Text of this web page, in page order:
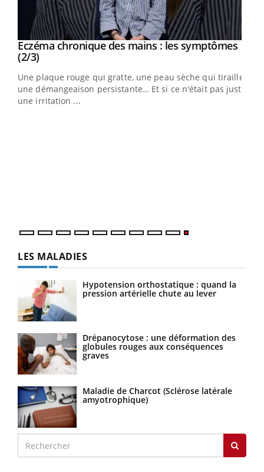
Youtube
Eczéma chronique des mains : les symptômes
(2/3)Youtube
Une plaque rouge qui gratte, une peau sèche qui tiraille,
une démangeaison persistante… Et si ce n'était pas juste
une irritation ...
LES MALADIES
Hypotension orthostatique : quand la
pression artérielle chute au lever
Drépanocytose : une déformation des
globules rouges aux conséquences
graves
Maladie de Charcot (Sclérose latérale
amyotrophique)